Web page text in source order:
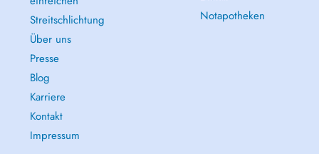
Streitschlichtung
Über uns
Presse
Blog
Karriere
Kontakt
Impressum
Notapotheken